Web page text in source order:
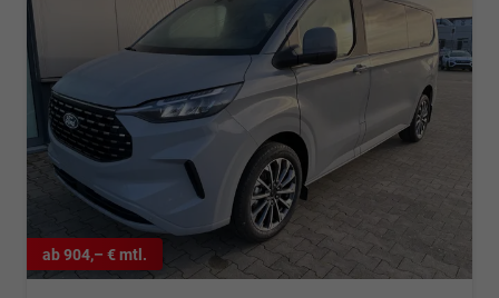
ab 904,– € mtl.